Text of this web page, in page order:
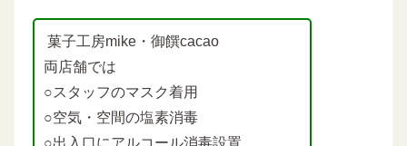
菓子工房mike・御饌cacao
両店舗では
○スタッフのマスク着用
○空気・空間の塩素消毒